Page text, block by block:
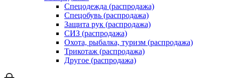
Спецодежда (распродажа)
Спецобувь (распродажа)
Защита рук (распродажа)
СИЗ (распродажа)
Охота, рыбалка, туризм (распродажа)
Трикотаж (распродажа)
Другое (распродажа)